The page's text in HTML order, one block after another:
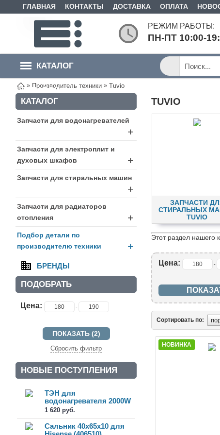
ГЛАВНАЯ КОНТАКТЫ ДОСТАВКА ОПЛАТА
РЕЖИМ РАБОТЫ:
ПН-ПТ 10:00-
КАТАЛОГ
ТОВАРОВ
» Производитель техники » Tuvio
КАТАЛОГ
Запчасти для водонагревателей
+
Запчасти для электроплит и
духовых шкафов
+
Запчасти для стиральных машин
+
Запчасти для радиаторов
отопления
+
Подбор детали по
производителю техники
+
БРЕНДЫ
ПОДОБРАТЬ
Цена: -
Сбросить фильтр
НОВЫЕ ПОСТУПЛЕНИЯ
ТЭН для
водонагревателя 2000W
(3174162)
1 620 руб.
Сальник 40x65x10 для
TUVIO
ЗАПЧАСТИ
СТИРАЛЬНЫХ
TUVIO
Этот раздел нашего
Цена: -
Сортировать по:
НОВИНКА